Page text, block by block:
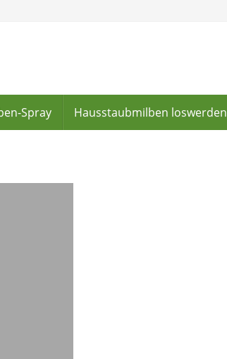
Spray Hausstaubmilben loswerden